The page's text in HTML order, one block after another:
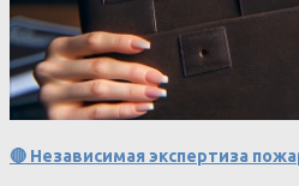
🔴 Независимая экспертиза